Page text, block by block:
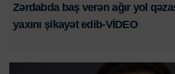
Zərdabda baş verən ağır yol
yaxını şikayət edib-VİDEO